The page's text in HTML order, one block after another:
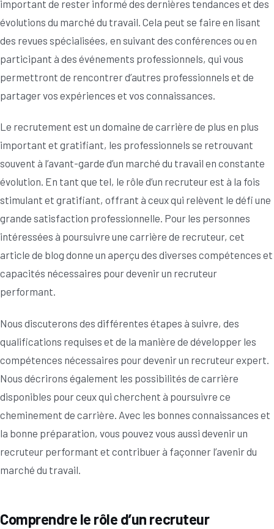
important de rester informé des dernières tendances et des
évolutions du marché du travail. Cela peut se faire en lisant
des revues spécialisées, en suivant des conférences ou en
participant à des événements professionnels, qui vous
permettront de rencontrer d’autres professionnels et de
partager vos expériences et vos connaissances.
Le recrutement est un domaine de carrière de plus en plus
important et gratifiant, les professionnels se retrouvant
souvent à l’avant-garde d’un marché du travail en constante
évolution. En tant que tel, le rôle d’un recruteur est à la fois
stimulant et gratifiant, offrant à ceux qui relèvent le défi une
grande satisfaction professionnelle. Pour les personnes
intéressées à poursuivre une carrière de recruteur, cet
article de blog donne un aperçu des diverses compétences et
capacités nécessaires pour devenir un recruteur
performant.
Nous discuterons des différentes étapes à suivre, des
qualifications requises et de la manière de développer les
compétences nécessaires pour devenir un recruteur expert.
Nous décrirons également les possibilités de carrière
disponibles pour ceux qui cherchent à poursuivre ce
cheminement de carrière. Avec les bonnes connaissances et
la bonne préparation, vous pouvez vous aussi devenir un
recruteur performant et contribuer à façonner l’avenir du
marché du travail.
Comprendre le rôle d’un recruteur